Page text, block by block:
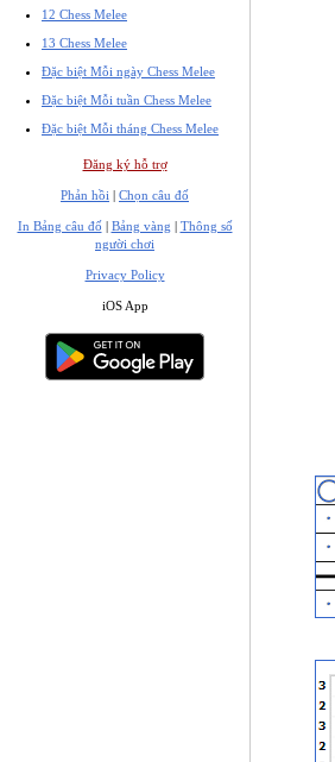
12 Chess Melee
13 Chess Melee
Đặc biệt Mỗi ngày Chess Melee
Đặc biệt Mỗi tuần Chess Melee
Đặc biệt Mỗi tháng Chess Melee
Đăng ký hỗ trợ
Phản hồi | Chọn câu đố
In Bảng câu đố| Bảng vàng | Thông số
người chơi
Privacy Policy
iOS App